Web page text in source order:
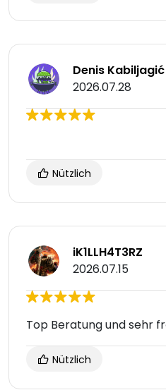
Denis Kabiljagić
2026.07.28
Nützlich
iK1LLH4T3RZ
2026.07.15
Top Beratung und sehr
Nützlich